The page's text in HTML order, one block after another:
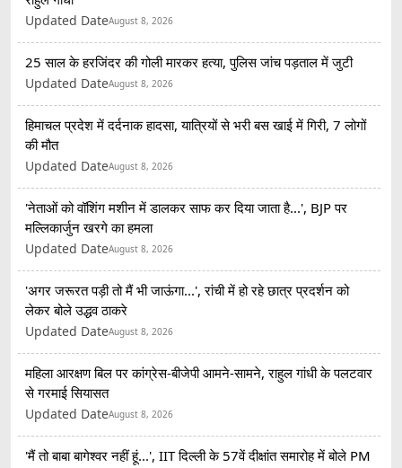
Updated DateAugust 8, 2026
25 साल के हरजिंदर की गोली मारकर हत्या, पुलिस जांच पड़ताल में जुटी
Updated DateAugust 8, 2026
हिमाचल प्रदेश में दर्दनाक हादसा, यात्रियों से भरी बस खाई में गिरी, 7 लोगों
की मौत
Updated DateAugust 8, 2026
'नेताओं को वॉशिंग मशीन में डालकर साफ कर दिया जाता है...', BJP पर
मल्लिकार्जुन खरगे का हमला
Updated DateAugust 8, 2026
'अगर जरूरत पड़ी तो मैं भी जाऊंगा...', रांची में हो रहे छात्र प्रदर्शन को
लेकर बोले उद्धव ठाकरे
Updated DateAugust 8, 2026
महिला आरक्षण बिल पर कांग्रेस-बीजेपी आमने-सामने, राहुल गांधी के पलटवार
से गरमाई सियासत
Updated DateAugust 8, 2026
'मैं तो बाबा बागेश्वर नहीं हूं...', IIT दिल्ली के 57वें दीक्षांत समारोह में बोले PM